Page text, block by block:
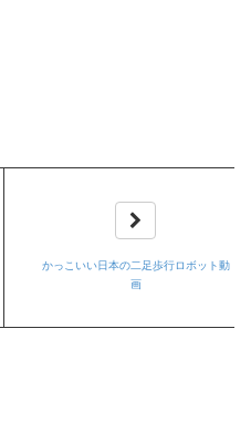
かっこいい日本の二足歩行ロボット動
画